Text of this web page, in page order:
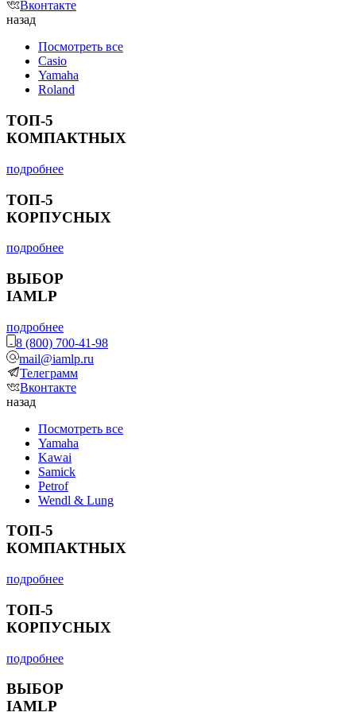
Вконтакте
назад
Посмотреть все
Casio
Yamaha
Roland
ТОП-5
КОМПАКТНЫХ
подробнее
ТОП-5
КОРПУСНЫХ
подробнее
ВЫБОР
IAMLP
подробнее
8 (800) 700-41-98
mail@iamlp.ru
Телеграмм
Вконтакте
назад
Посмотреть все
Yamaha
Kawai
Samick
Petrof
Wendl & Lung
ТОП-5
КОМПАКТНЫХ
подробнее
ТОП-5
КОРПУСНЫХ
подробнее
ВЫБОР
IAMLP